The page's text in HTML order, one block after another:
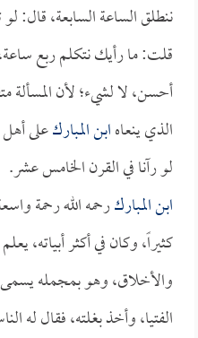
ننطلق الساعة السابعة، قال:
قلت: ما رأيك نتكلم ربع
أحسن، لا لشيء؛ لأن
الذي ينعاهابن المباركعلى
لو رآنا في القرن الخامس عشر.
ابن المباركرحمه الله رحمة
كثيراً، وكان في أكثر أبياته،
والأخلاق، وهو بمجمله
الفتيا، وأخذ بغلته، فقال له